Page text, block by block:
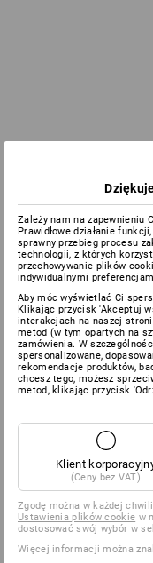
Zależy nam na zapewnieniu
Prawidłowe działanie
sprawny przebieg procesu
technologii, z których
przechowywanie plików
indywidualnymi
Aby móc wyświetlać Ci
Klikając przycisk 'Akceptuj
interakcjach na naszej
metod (w tym opartych na
zamówienia. W
spersonalizowane,
rekomendacje produktów,
chcesz tego, możesz
metod, klikając przycisk
Klient
(Ceny bez VAT)
Zgodę można w każdej
Ustawienia plików cookie w
dostosować swój wybór w
Więcej informacji można